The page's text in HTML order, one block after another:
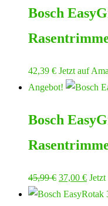
Bosch
42,39 € Jetzt auf
Angebot!
Bosch
45,99€
Preis
37,00 €
Preis